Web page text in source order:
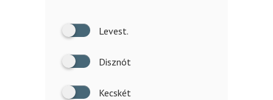
Levest.
Disznót
Kecskét